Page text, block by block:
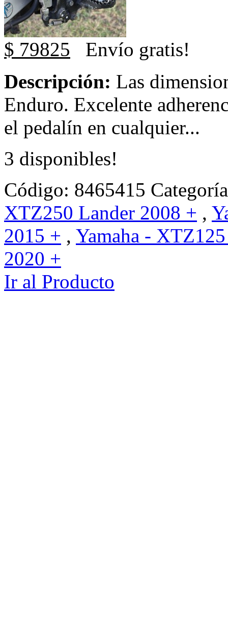
$ 79825
Envío gratis!
Descripción: Las
Enduro. Excelente
el pedalín en cualquier...
3 disponibles!
Código: 8465415
XTZ250 Lander 2008 + ,
2015 + , Yamaha -
2020 +
Ir al Producto